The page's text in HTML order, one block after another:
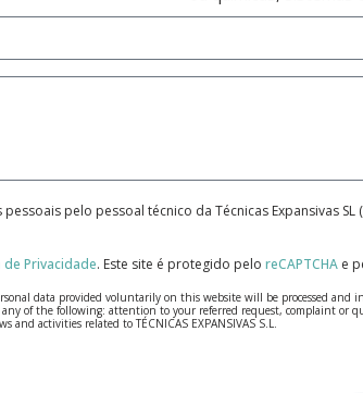
pelo pessoal técnico da Técnicas Expansivas
de Privacidade. Este site é protegido pelo reCAPTCHA e
data provided voluntarily on this website will be processed
any of the following: attention to your referred request, complaint
activities related to TÉCNICAS EXPANSIVAS S.L.
be treated with the utmost confidentiality and shall comply with